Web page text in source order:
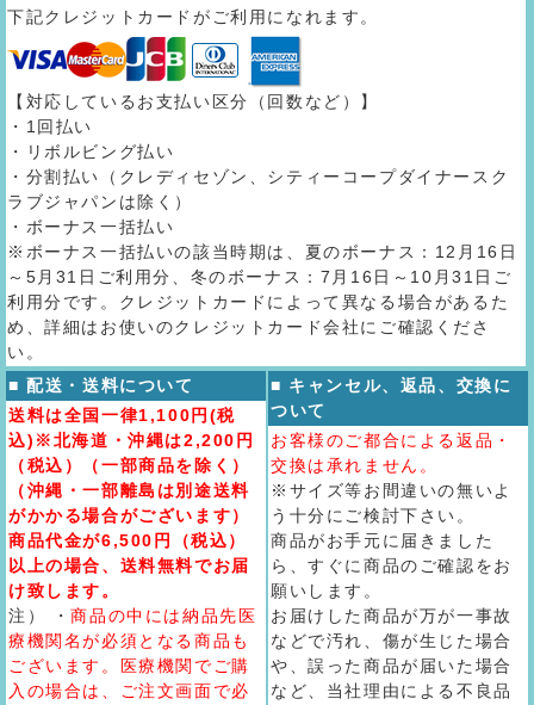
下記クレジットカードがご利用になれます。
【対応しているお支払い区分（回数など）】
・1回払い
・リボルビング払い
・分割払い（クレディセゾン、シティーコープダイナースク
ラブジャパンは除く）
・ボーナス一括払い
※ボーナス一括払いの該当時期は、夏のボーナス：12月16日
～5月31日ご利用分、冬のボーナス：7月16日～10月31日ご
利用分です。クレジットカードによって異なる場合があるた
め、詳細はお使いのクレジットカード会社にご確認くださ
い。
■ 配送・送料について
送料は全国一律1,100円(税
込)※北海道・沖縄は2,200円
（税込）（一部商品を除く）
（沖縄・一部離島は別途送料
がかかる場合がございます）
商品代金が6,500円（税込）
以上の場合、送料無料でお届
け致します。
注） ・商品の中には納品先医
療機関名が必須となる商品も
ございます。医療機関でご購
入の場合は、ご注文画面で必
■ キャンセル、返品、交換に
ついて
お客様のご都合による返品・
交換は承れません。
※サイズ等お間違いの無いよ
う十分にご検討下さい。
商品がお手元に届きました
ら、すぐに商品のご確認をお
願いします。
お届けした商品が万が一事故
などで汚れ、傷が生じた場合
や、誤った商品が届いた場合
など、当社理由による不良品